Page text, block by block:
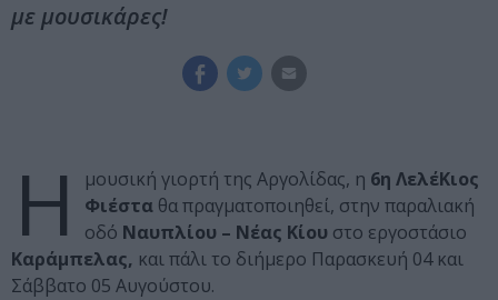
με μουσικάρες!
Η μουσική γιορτή της Αργολίδας, η 6η ΛελέΚιος
Φιέστα θα πραγματοποιηθεί, στην παραλιακή
οδό Ναυπλίου – Νέας Κίου στο εργοστάσιο
Καράμπελας, και πάλι το διήμερο Παρασκευή 04 και
Σάββατο 05 Αυγούστου.